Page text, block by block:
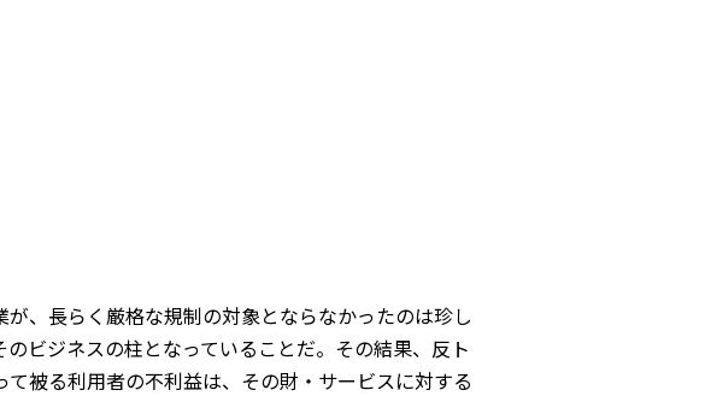
、長らく厳格な規制の対象とならなかったのは珍し
ビジネスの柱となっていることだ。その結果、反ト
被る利用者の不利益は、その財・サービスに対する